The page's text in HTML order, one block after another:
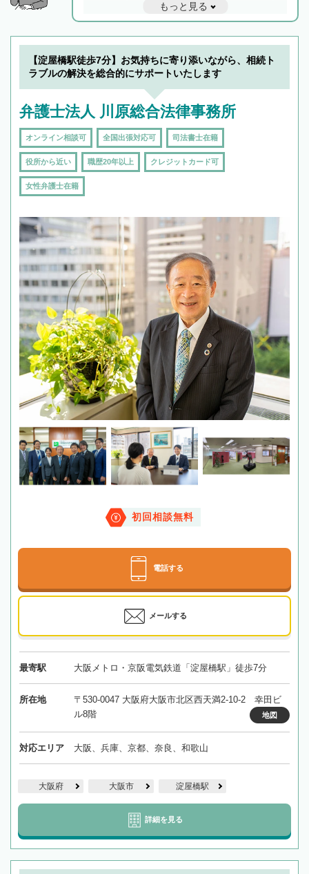
と他士業との連携もスムーズに進み、トラブル
解決のみならず相続をトータルで任せることが
できます。また、相続は感情がからむ分野なの
でフィーリングも重要です。実際に電話や面談
で複数の弁護士と会話をしてウマが合う方に依
もっと見る
【淀屋橋駅徒歩7分】お気持ちに寄り添いながら、相続ト
ラブルの解決を総合的にサポートいたします
弁護士法人 川原総合法律事務所
オンライン相談可 全国出張対応可 司法書士在籍
役所から近い 職歴20年以上 クレジットカード可
女性弁護士在籍
初回相談無料
電話する
メールする
最寄駅 大阪メトロ・京阪電気鉄道「淀屋橋駅」徒歩7分
所在地
〒530-0047 大阪府大阪市北区西天満2-10-2 幸田ビ
ル8階
地図
対応エリア 大阪、兵庫、京都、奈良、和歌山
大阪府 大阪市 淀屋橋駅
詳細を見る